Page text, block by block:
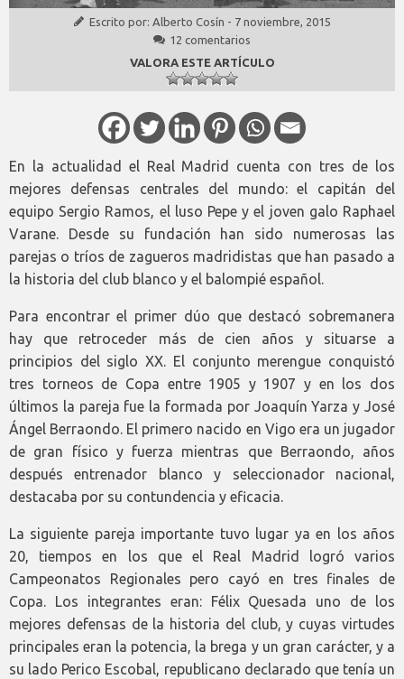
Escrito por: Alberto Cosín - 7 noviembre, 2015
12 comentarios
VALORA ESTE ARTÍCULO
En la actualidad el Real Madrid cuenta con tres de los
mejores defensas centrales del mundo: el capitán del
equipo Sergio Ramos, el luso Pepe y el joven galo Raphael
Varane. Desde su fundación han sido numerosas las
parejas o tríos de zagueros madridistas que han pasado a
la historia del club blanco y el balompié español.
Para encontrar el primer dúo que destacó sobremanera
hay que retroceder más de cien años y situarse a
principios del siglo XX. El conjunto merengue conquistó
tres torneos de Copa entre 1905 y 1907 y en los dos
últimos la pareja fue la formada por Joaquín Yarza y José
Ángel Berraondo. El primero nacido en Vigo era un jugador
de gran físico y fuerza mientras que Berraondo, años
después entrenador blanco y seleccionador nacional,
destacaba por su contundencia y eficacia.
La siguiente pareja importante tuvo lugar ya en los años
20, tiempos en los que el Real Madrid logró varios
Campeonatos Regionales pero cayó en tres finales de
Copa. Los integrantes eran: Félix Quesada uno de los
mejores defensas de la historia del club, y cuyas virtudes
principales eran la potencia, la brega y un gran carácter, y a
su lado Perico Escobal, republicano declarado que tenía un